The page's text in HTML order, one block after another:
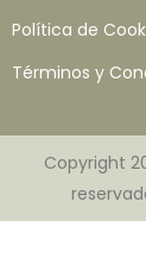
Política de
Términos y
Copyright